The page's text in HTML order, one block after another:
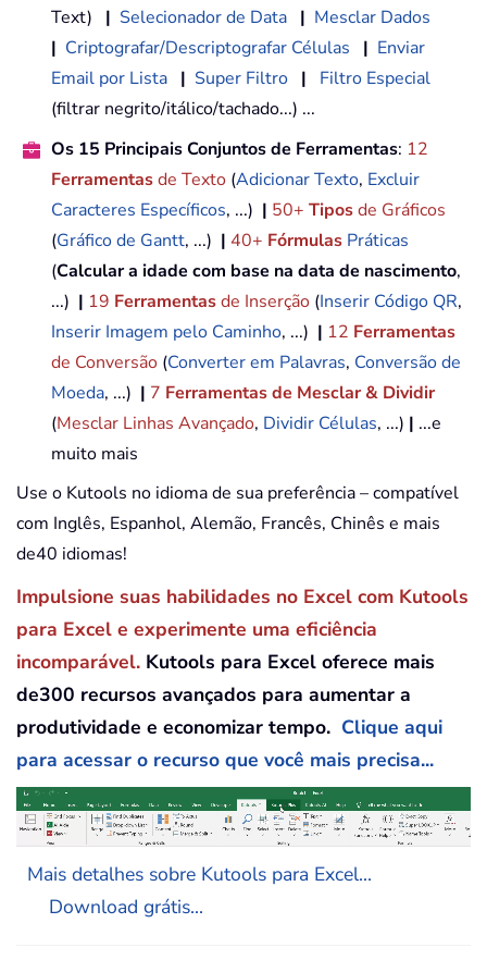
Text) | Selecionador de Data | Mesclar Dados
| Criptografar/Descriptografar Células | Enviar
Email por Lista | Super Filtro |
Filtro Especial
(filtrar negrito/itálico/tachado...) ...
Os 15 Principais Conjuntos de Ferramentas: 12
Ferramentasde Texto (Adicionar Texto, Excluir
Caracteres Específicos, ...) | 50+ Tiposde Gráficos
(Gráfico de Gantt, ...) | 40+ Fórmulas Práticas
(Calcular a idade com base na data de nascimento,
...) | 19 Ferramentasde Inserção (Inserir Código QR,
Inserir Imagem pelo Caminho, ...) | 12 Ferramentas
de Conversão (Converter em Palavras, Conversão de
Moeda, ...) | 7 Ferramentas de Mesclar & Dividir
(Mesclar Linhas Avançado, Dividir Células, ...) | ...e
muito mais
Use o Kutools no idioma de sua preferência – compatível
com Inglês, Espanhol, Alemão, Francês, Chinês e mais
de40 idiomas!
Impulsione suas habilidades no Excel com Kutools
para Excel e experimente uma eficiência
incomparável. Kutools para Excel oferece mais
de300 recursos avançados para aumentar a
produtividade e economizar tempo. Clique aqui
para acessar o recurso que você mais precisa...
Mais detalhes sobre Kutools para Excel...
Download grátis...